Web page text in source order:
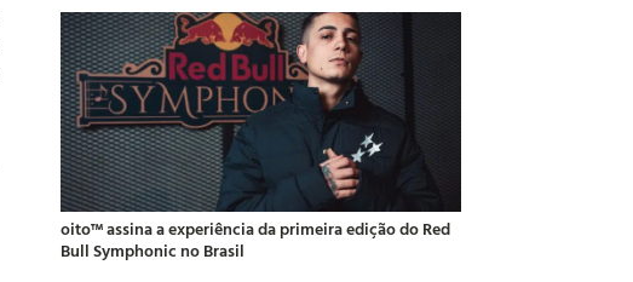
oito™ assina a experiência da primeira edição do Red
Bull Symphonic no Brasil